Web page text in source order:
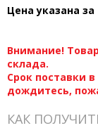
Цена указана
Внимание!
склада.
Срок поставки
дождитесь,
КАК